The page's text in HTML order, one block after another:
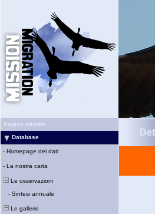
Pagina iniziale
Database
- Homepage dei dati
- La nostra carta
Le osservazioni
- Sintesi annuale
Le gallerie